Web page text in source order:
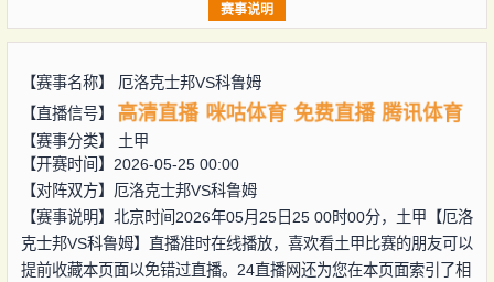
赛事说明
【赛事名称】 厄洛克士邦VS科鲁姆
【直播信号】
高清直播 咪咕体育 免费直播 腾讯体育
【赛事分类】 土甲
【开赛时间】2026-05-25 00:00
【对阵双方】 厄洛克士邦VS科鲁姆
【赛事说明】北京时间2026年05月25日25 00时00分，土甲【厄洛
克士邦VS科鲁姆】直播准时在线播放，喜欢看土甲比赛的朋友可以
提前收藏本页面以免错过直播。24直播网还为您在本页面索引了相